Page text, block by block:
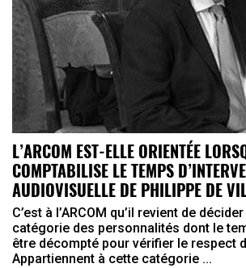
L’ARCOM EST-ELLE ORIENTÉE
COMPTABILISE LE TEMPS
AUDIOVISUELLE DE PHILIPPE DE
C’est à l’ARCOM qu’il revient de
catégorie des personnalités dont le
être décompté pour vérifier le respect
Appartiennent à cette catégorie ...